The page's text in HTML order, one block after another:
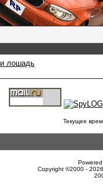
лошадь
Текущее
Copyright ©2000 -